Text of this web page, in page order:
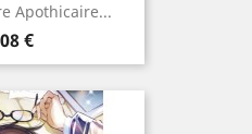
Apothicaire...
€